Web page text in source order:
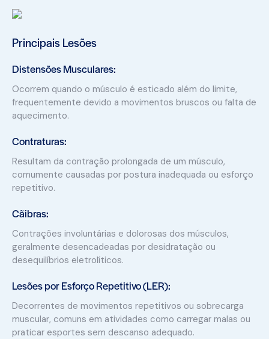
Principais Lesões
Distensões Musculares:
Ocorrem quando o músculo é esticado além do limite,
frequentemente devido a movimentos bruscos ou falta de
aquecimento.
Contraturas:
Resultam da contração prolongada de um músculo,
comumente causadas por postura inadequada ou esforço
repetitivo.
Cãibras:
Contrações involuntárias e dolorosas dos músculos,
geralmente desencadeadas por desidratação ou
desequilíbrios eletrolíticos.
Lesões por Esforço Repetitivo (LER):
Decorrentes de movimentos repetitivos ou sobrecarga
muscular, comuns em atividades como carregar malas ou
praticar esportes sem descanso adequado.